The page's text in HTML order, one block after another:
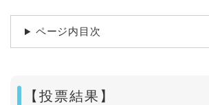
ページ内目次
【投票結果】